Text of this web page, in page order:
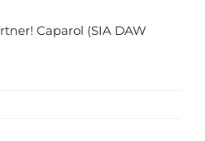
Caparol (SIA DAW